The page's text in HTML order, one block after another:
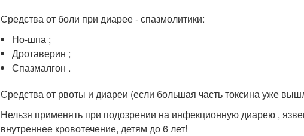
Средства от боли при диарее - спазмолитики:
Но-шпа ;
Дротаверин ;
Спазмалгон .
Средства от рвоты и диареи (если большая часть токсина уже
Нельзя применять при подозрении на инфекционную диарею ,
внутреннее кровотечение, детям до 6 лет!